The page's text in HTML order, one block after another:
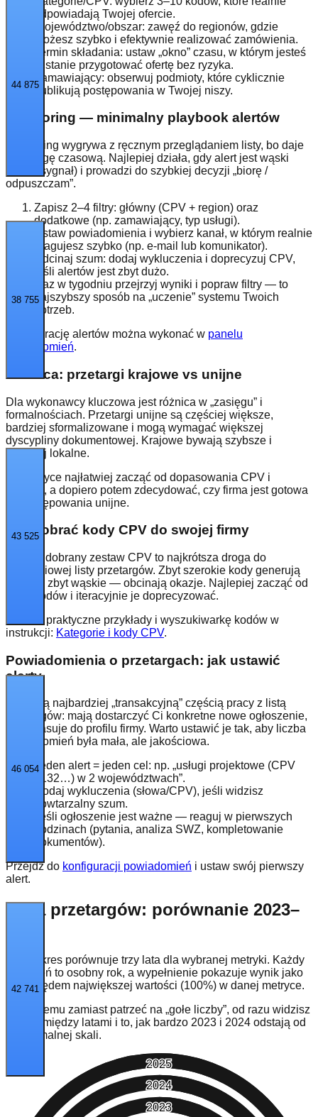
44 875
38 755
43 525
46 054
42 741
odpowiadają Twojej ofercie.
Województwo/obszar: zawęź do regionów, gdzie
możesz szybko i efektywnie realizować zamówienia.
Termin składania: ustaw „okno” czasu, w którym jesteś
w stanie przygotować ofertę bez ryzyka.
Zamawiający: obserwuj podmioty, które cyklicznie
publikują postępowania w Twojej niszy.
Monitoring — minimalny playbook alertów
Monitoring wygrywa z ręcznym przeglądaniem listy, bo daje
przewagę czasową. Najlepiej działa, gdy alert jest wąski
(dobry sygnał) i prowadzi do szybkiej decyzji „biorę /
odpuszczam”.
Zapisz 2–4 filtry: główny (CPV + region) oraz
dodatkowe (np. zamawiający, typ usługi).
Ustaw powiadomienia i wybierz kanał, w którym realnie
reagujesz szybko (np. e-mail lub komunikator).
Odcinaj szum: dodaj wykluczenia i doprecyzuj CPV,
jeśli alertów jest zbyt dużo.
Raz w tygodniu przejrzyj wyniki i popraw filtry — to
najszybszy sposób na „uczenie” systemu Twoich
potrzeb.
Konfigurację alertów można wykonać w panelu
powiadomień.
Różnica: przetargi krajowe vs unijne
Dla wykonawcy kluczowa jest różnica w „zasięgu” i
formalnościach. Przetargi unijne są częściej większe,
bardziej sformalizowane i mogą wymagać większej
dyscypliny dokumentowej. Krajowe bywają szybsze i
częściej lokalne.
W praktyce najłatwiej zacząć od dopasowania CPV i
regionu, a dopiero potem zdecydować, czy firma jest gotowa
na postępowania unijne.
Jak dobrać kody CPV do swojej firmy
Dobrze dobrany zestaw CPV to najkrótsza droga do
wartościowej listy przetargów. Zbyt szerokie kody generują
szum, a zbyt wąskie — obcinają okazje. Najlepiej zacząć od
3–10 kodów i iteracyjnie je doprecyzować.
Zobacz praktyczne przykłady i wyszukiwarkę kodów w
instrukcji: Kategorie i kody CPV.
Powiadomienia o przetargach: jak ustawić
alerty
Alerty są najbardziej „transakcyjną” częścią pracy z listą
przetargów: mają dostarczyć Ci konkretne nowe ogłoszenie,
które pasuje do profilu firmy. Warto ustawić je tak, aby liczba
powiadomień była mała, ale jakościowa.
Jeden alert = jeden cel: np. „usługi projektowe (CPV
7132…) w 2 województwach”.
Dodaj wykluczenia (słowa/CPV), jeśli widzisz
powtarzalny szum.
Jeśli ogłoszenie jest ważne — reaguj w pierwszych
godzinach (pytania, analiza SWZ, kompletowanie
dokumentów).
Przejdź do konfiguracji powiadomień i ustaw swój pierwszy
alert.
Lista przetargów: porównanie 2023–
Ten wykres porównuje trzy lata dla wybranej metryki. Każdy
pierścień to osobny rok, a wypełnienie pokazuje wynik jako
% względem największej wartości (100%) w danej metryce.
Dzięki temu zamiast patrzeć na „gołe liczby”, od razu widzisz
relację między latami i to, jak bardzo 2023 i 2024 odstają od
maksymalnej skali.
2025
2024
2023